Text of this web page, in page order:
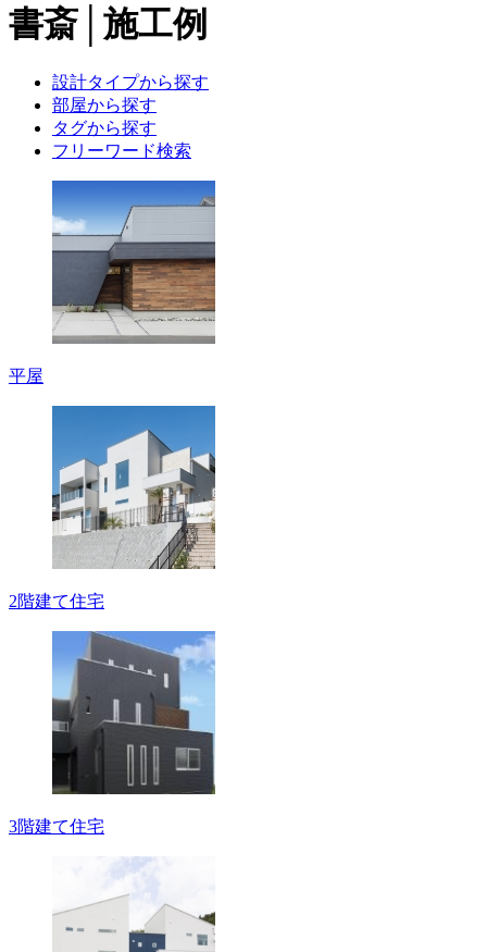
書斎│施工例
設計タイプから探す
部屋から探す
タグから探す
フリーワード検索
平屋
2階建て住宅
3階建て住宅